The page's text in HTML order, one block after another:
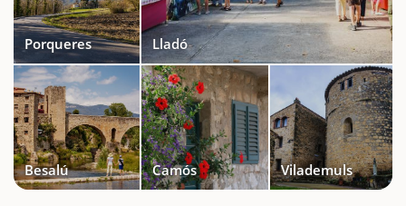
Porqueres Lladó
Besalú Camós Vilademuls